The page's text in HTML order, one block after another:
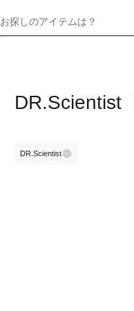
お探しのアイテムは？
DR.Scientist
DR.Scientist